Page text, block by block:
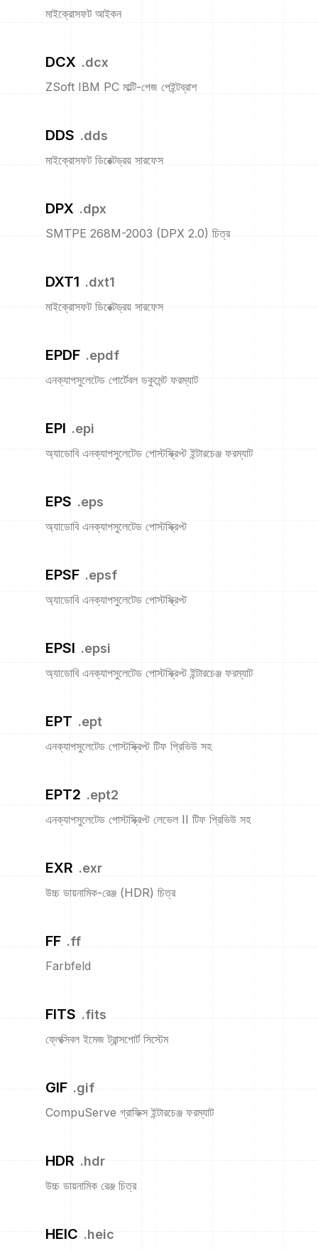
মাইক্রোসফট আইকন
DCX .dcx
ZSoft IBM PC মাল্টি-পেজ পেইন্টব্রাশ
DDS .dds
মাইক্রোসফট ডিরেক্টড্রয় সারফেস
DPX .dpx
SMTPE 268M-2003 (DPX 2.0) চিত্র
DXT1 .dxt1
মাইক্রোসফট ডিরেক্টড্রয় সারফেস
EPDF .epdf
এনক্যাপসুলেটেড পোর্টেবল ডকুমেন্ট ফরম্যাট
EPI .epi
অ্যাডোবি এনক্যাপসুলেটেড পোস্টস্ক্রিপ্ট ইন্টারচেঞ্জ ফরম্যাট
EPS .eps
অ্যাডোবি এনক্যাপসুলেটেড পোস্টস্ক্রিপ্ট
EPSF .epsf
অ্যাডোবি এনক্যাপসুলেটেড পোস্টস্ক্রিপ্ট
EPSI .epsi
অ্যাডোবি এনক্যাপসুলেটেড পোস্টস্ক্রিপ্ট ইন্টারচেঞ্জ ফরম্যাট
EPT .ept
এনক্যাপসুলেটেড পোস্টস্ক্রিপ্ট টিফ প্রিভিউ সহ
EPT2 .ept2
এনক্যাপসুলেটেড পোস্টস্ক্রিপ্ট লেভেল II টিফ প্রিভিউ সহ
EXR .exr
উচ্চ ডায়নামিক-রেঞ্জ (HDR) চিত্র
FF .ff
Farbfeld
FITS .fits
ফ্লেক্সিবল ইমেজ ট্রান্সপোর্ট সিস্টেম
GIF .gif
CompuServe গ্রাফিক্স ইন্টারচেঞ্জ ফরম্যাট
HDR .hdr
উচ্চ ডায়নামিক রেঞ্জ চিত্র
HEIC .heic